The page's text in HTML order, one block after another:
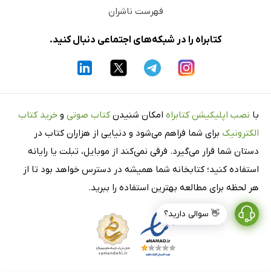
👋 سوالی دارید؟
فهرست ناشران
کتابراه را در شبکه‌های اجتماعی دنبال کنید.
با نصب اپلیکیشن کتابراه امکان شنیدن کتاب صوتی و خرید کتاب
الکترونیک برای شما فراهم می‌شود و دنیایی از هزاران کتاب در
دستان شما قرار می‌گیرد. فرقی نمی‌کند از موبایل، تبلت یا رایانه
استفاده کنید؛ کتابخانه شما همیشه در دسترس خواهد بود تا از
هر لحظه برای مطالعه بهترین استفاده را ببرید.